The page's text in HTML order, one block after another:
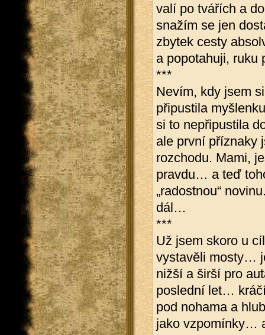
valí po tvářích a
snažím se jen
zbytek cesty
a popotahuji,
***
Nevím, kdy jsem
připustila
si to nepřipustila
ale první příznaky
rozchodu. Mami,
pravdu… a teď
„radostnou“
dál…
***
Už jsem skoro u
vystavěli mosty…
nižší a širší pro
poslední let…
pod nohama a
jako vzpomínky…